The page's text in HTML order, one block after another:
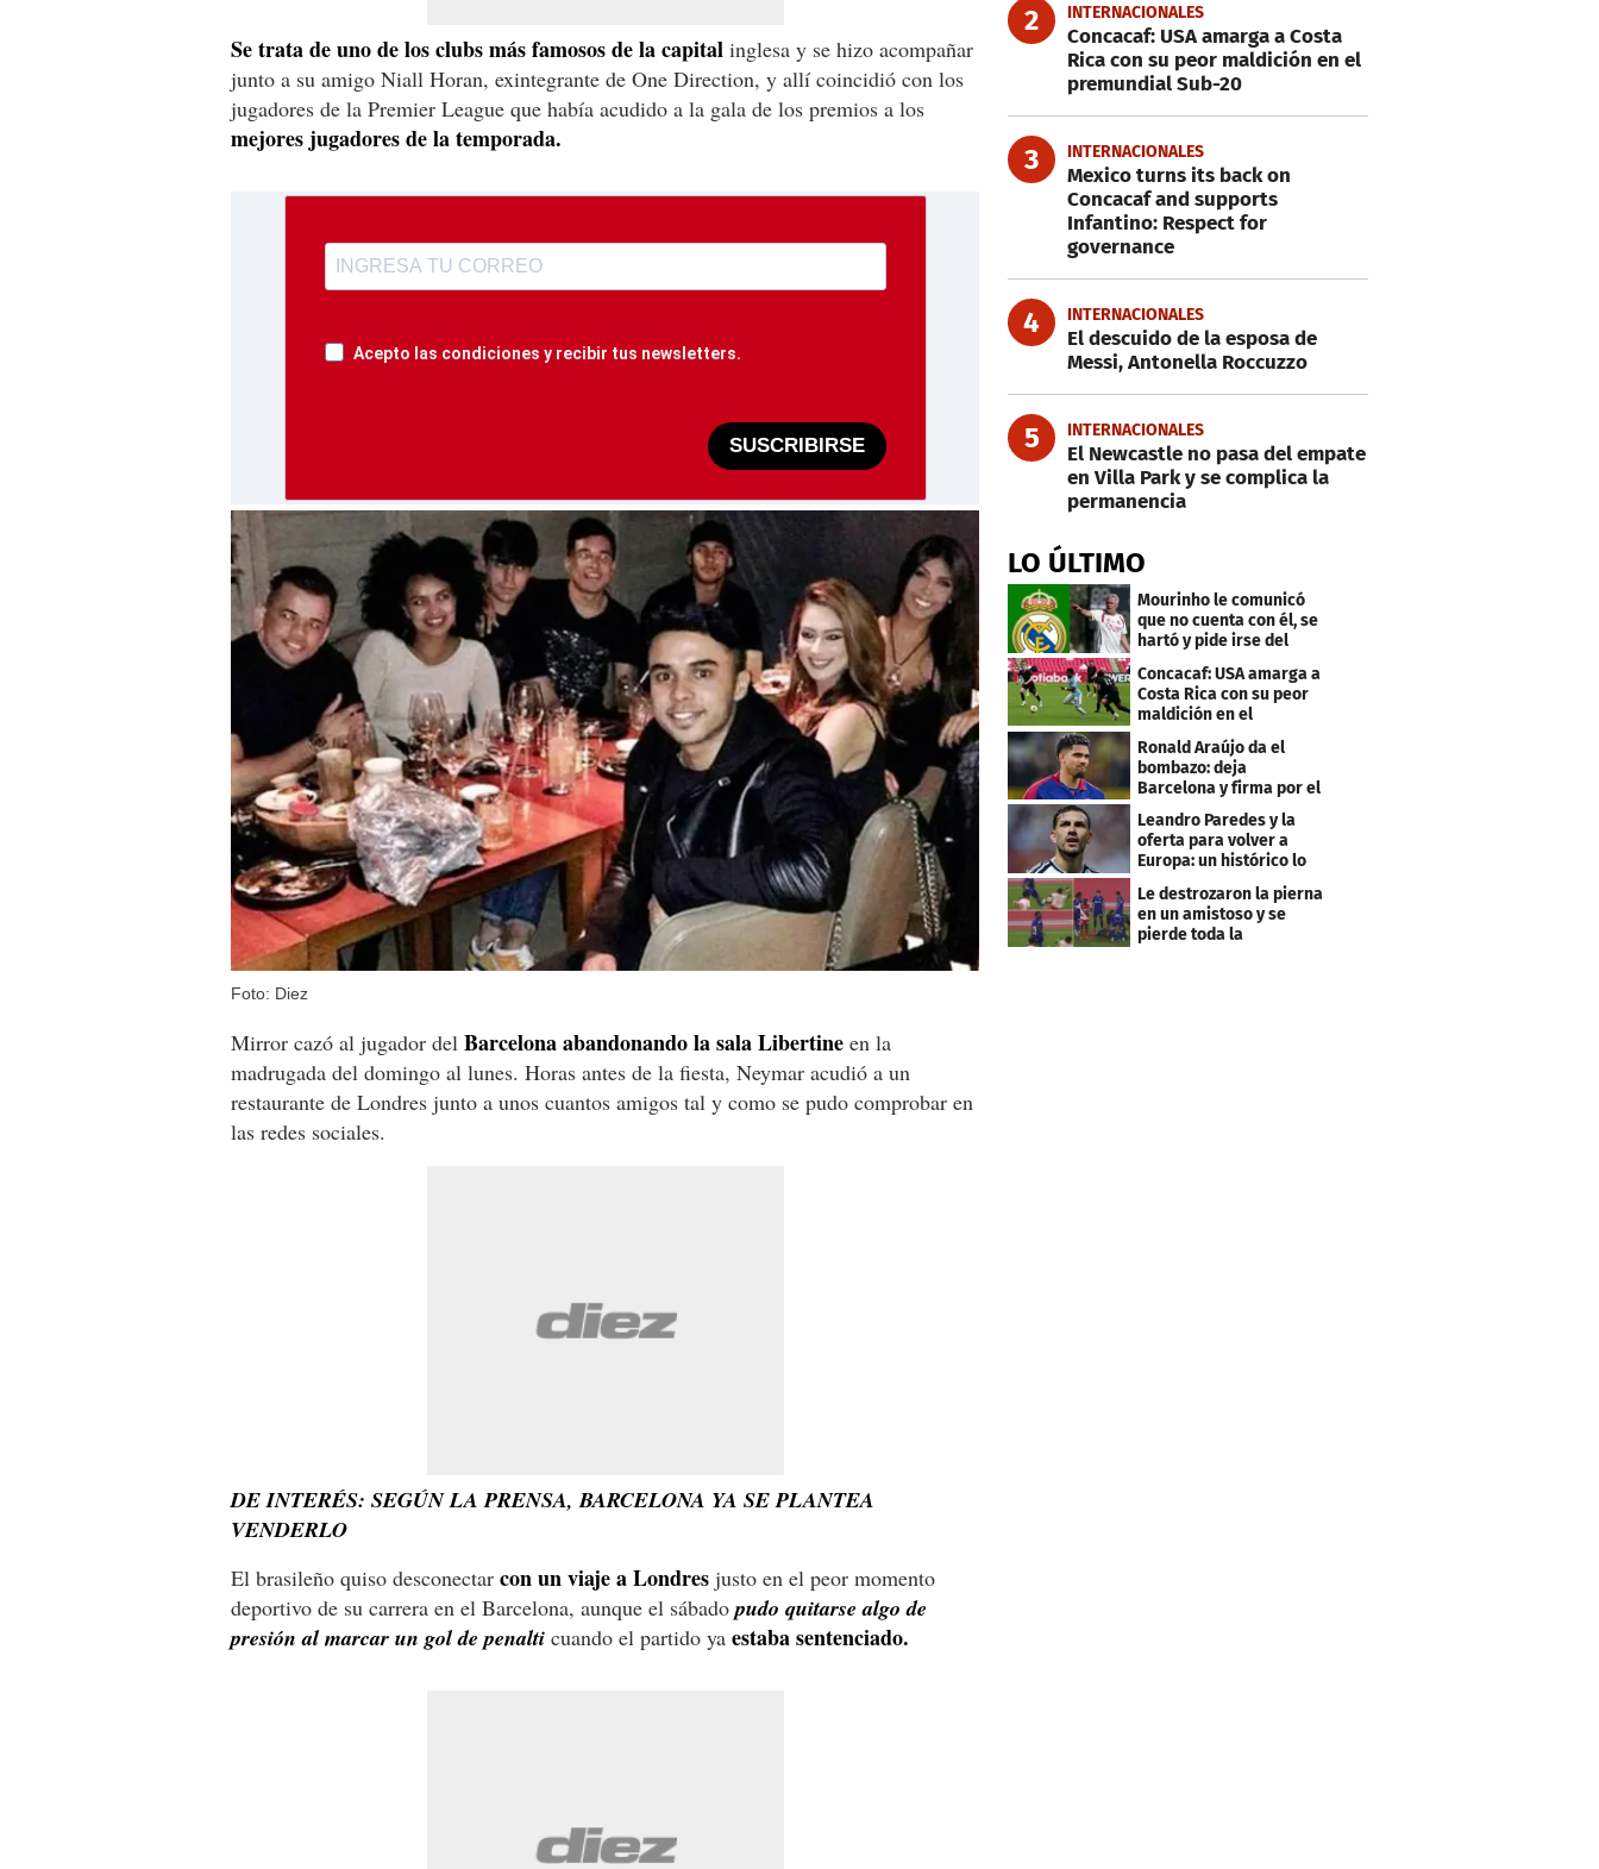
Se trata de uno de los clubs más famosos de la capital inglesa y se hizo acompañar
junto a su amigo Niall Horan, exintegrante de One Direction, y allí coincidió con los
jugadores de la Premier League que había acudido a la gala de los premios a los
mejores jugadores de la temporada.
Acepto las condiciones y recibir tus newsletters.
SUSCRIBIRSE
Foto: Diez
Mirror cazó al jugador del Barcelona abandonando la sala Libertine en la
madrugada del domingo al lunes. Horas antes de la fiesta, Neymar acudió a un
restaurante de Londres junto a unos cuantos amigos tal y como se pudo comprobar en
las redes sociales.
DE INTERÉS: SEGÚN LA PRENSA, BARCELONA YA SE PLANTEA
VENDERLO
El brasileño quiso desconectar con un viaje a Londres justo en el peor momento
deportivo de su carrera en el Barcelona, aunque el sábadopudo quitarse algo de
presión al marcar un gol de penalti cuando el partido ya estaba sentenciado.
2 INTERNACIONALES
Concacaf: USA amarga a Costa
Rica con su peor maldición en el
premundial Sub-20
3 INTERNACIONALES
Mexico turns its back on
Concacaf and supports
Infantino: Respect for
governance
4 INTERNACIONALES
El descuido de la esposa de
Messi, Antonella Roccuzzo
5 INTERNACIONALES
El Newcastle no pasa del empate
en Villa Park y se complica la
permanencia
LO ÚLTIMO
Mourinho le comunicó
que no cuenta con él, se
hartó y pide irse del
Concacaf: USA amarga a
Costa Rica con su peor
maldición en el
premundial Sub-20
Ronald Araújo da el
bombazo: deja
Barcelona y firma por el
club menos pensado
Leandro Paredes y la
oferta para volver a
Europa: un histórico lo
Le destrozaron la pierna
en un amistoso y se
pierde toda la